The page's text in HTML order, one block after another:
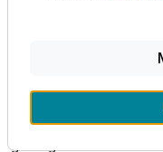
Kinder wie zu Hause.
viel Freiraum zum
austoben. Trotzdem
gesorgt.